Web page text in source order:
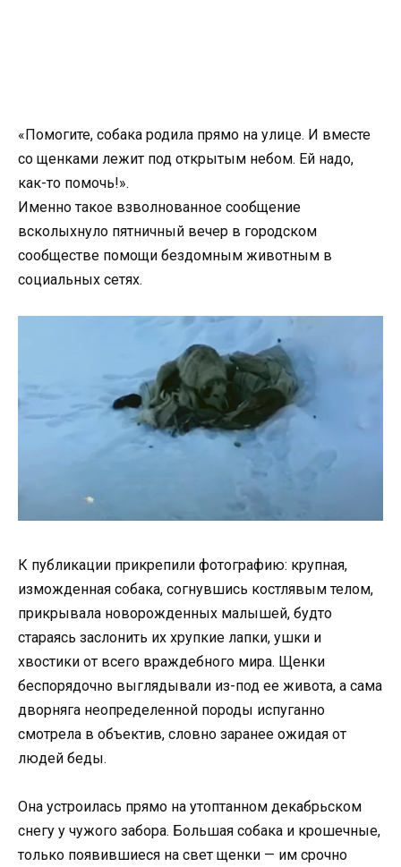
«Помогите, собака родила прямо на улице. И вместе
со щенками лежит под открытым небом. Ей надо,
как-то помочь!».
Именно такое взволнованное сообщение
всколыхнуло пятничный вечер в городском
сообществе помощи бездомным животным в
социальных сетях.
К публикации прикрепили фотографию: крупная,
изможденная собака, согнувшись костлявым телом,
прикрывала новорожденных малышей, будто
стараясь заслонить их хрупкие лапки, ушки и
хвостики от всего враждебного мира. Щенки
беспорядочно выглядывали из-под ее живота, а сама
дворняга неопределенной породы испуганно
смотрела в объектив, словно заранее ожидая от
людей беды.
Она устроилась прямо на утоптанном декабрьском
снегу у чужого забора. Большая собака и крошечные,
только появившиеся на свет щенки — им срочно